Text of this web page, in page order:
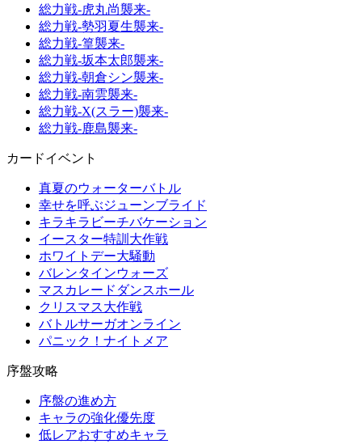
総力戦-虎丸尚襲来-
総力戦-勢羽夏生襲来-
総力戦-篁襲来-
総力戦-坂本太郎襲来-
総力戦-朝倉シン襲来-
総力戦-南雲襲来-
総力戦-X(スラー)襲来-
総力戦-鹿島襲来-
カードイベント
真夏のウォーターバトル
幸せを呼ぶジューンブライド
キラキラビーチバケーション
イースター特訓大作戦
ホワイトデー大騒動
バレンタインウォーズ
マスカレードダンスホール
クリスマス大作戦
バトルサーガオンライン
パニック！ナイトメア
序盤攻略
序盤の進め方
キャラの強化優先度
低レアおすすめキャラ